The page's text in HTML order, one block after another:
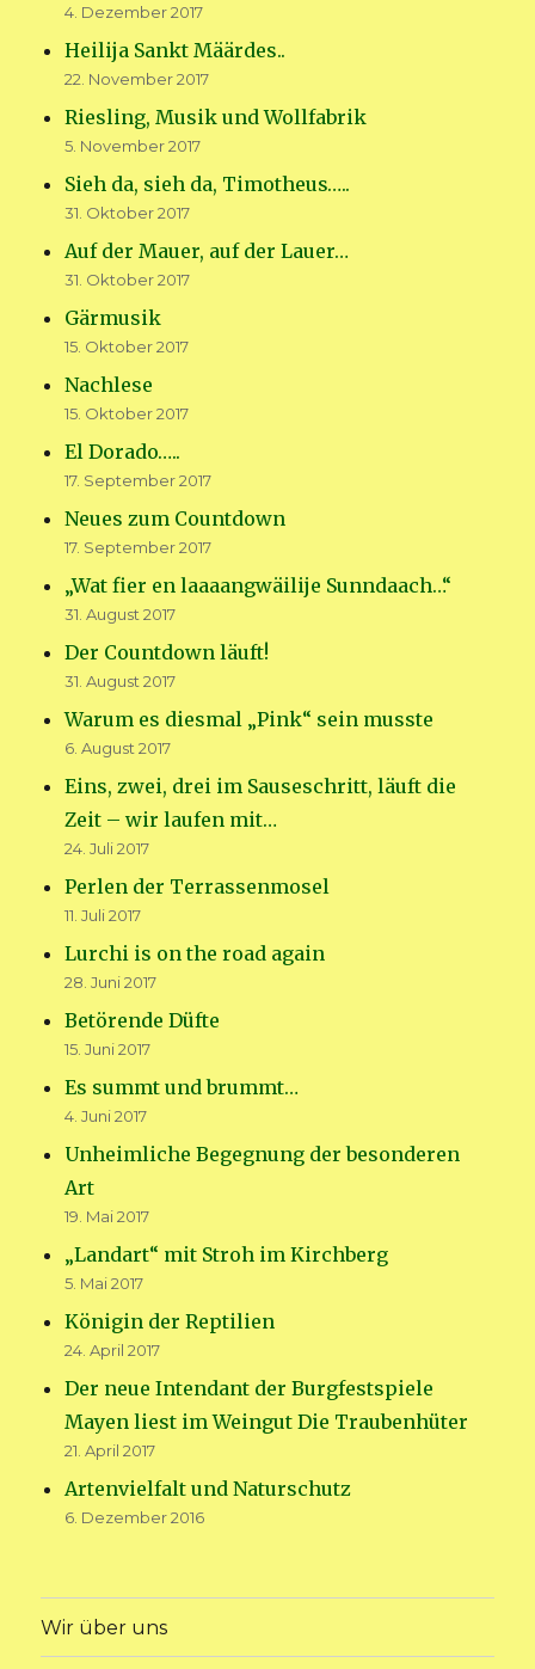
4. Dezember 2017
Heilija Sankt Määrdes..
22. November 2017
Riesling, Musik und Wollfabrik
5. November 2017
Sieh da, sieh da, Timotheus…..
31. Oktober 2017
Auf der Mauer, auf der Lauer…
31. Oktober 2017
Gärmusik
15. Oktober 2017
Nachlese
15. Oktober 2017
El Dorado…..
17. September 2017
Neues zum Countdown
17. September 2017
„Wat fier en laaaangwäilije Sunndaach…“
31. August 2017
Der Countdown läuft!
31. August 2017
Warum es diesmal „Pink“ sein musste
6. August 2017
Eins, zwei, drei im Sauseschritt, läuft die
Zeit – wir laufen mit…
24. Juli 2017
Perlen der Terrassenmosel
11. Juli 2017
Lurchi is on the road again
28. Juni 2017
Betörende Düfte
15. Juni 2017
Es summt und brummt…
4. Juni 2017
Unheimliche Begegnung der besonderen
Art
19. Mai 2017
„Landart“ mit Stroh im Kirchberg
5. Mai 2017
Königin der Reptilien
24. April 2017
Der neue Intendant der Burgfestspiele
Mayen liest im Weingut Die Traubenhüter
21. April 2017
Artenvielfalt und Naturschutz
6. Dezember 2016
Wir über uns